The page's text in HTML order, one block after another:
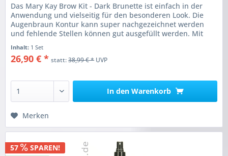
Das Mary Kay Brow Kit - Dark Brunette ist einfach in der
Anwendung und vielseitig für den besonderen Look. Die
Augenbraun Kontur kann super nachgezeichnet werden
und fehlende Stellen können gut ausgefüllt werden. Mit
Inhalt: 1 Set
26,90 € * statt:38,99 € *UVP
In den Warenkorb
Merken
57
SPAREN!